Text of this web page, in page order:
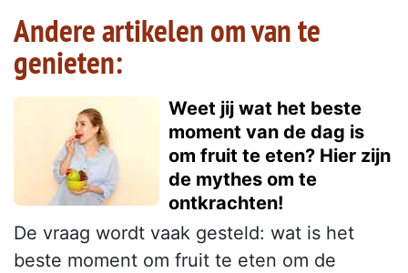
Andere artikelen om van te
genieten:
Weet jij wat het beste
moment van de dag is
om fruit te eten? Hier zijn
de mythes om te
ontkrachten!
De vraag wordt vaak gesteld: wat is het
beste moment om fruit te eten om de